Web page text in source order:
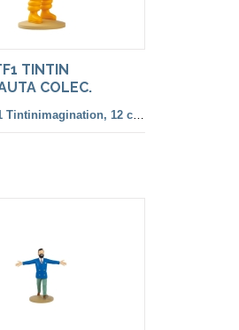
TINTIN
COLEC.
Figuras TF1 Tintinimagination, 12 cm. color y francesa